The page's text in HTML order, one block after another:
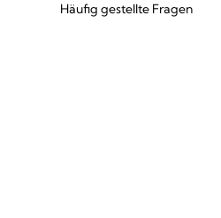
Häufig gestellte Fragen